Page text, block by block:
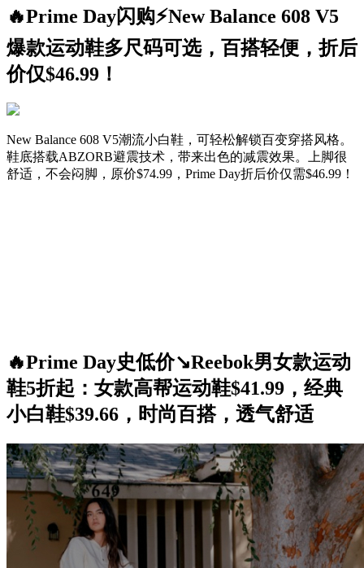
🔥Prime Day闪购⚡️New Balance 608 V5
爆款运动鞋多尺码可选，百搭轻便，折后
价仅$46.99！
New Balance 608 V5潮流小白鞋，可轻松解锁百变穿搭风格。
鞋底搭载ABZORB避震技术，带来出色的减震效果。上脚很
舒适，不会闷脚，原价$74.99，Prime Day折后价仅需$46.99！
🔥Prime Day史低价↘️Reebok男女款运动
鞋5折起：女款高帮运动鞋$41.99，经典
小白鞋$39.66，时尚百搭，透气舒适